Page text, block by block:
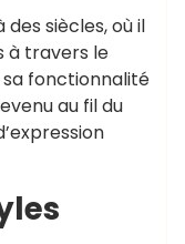
siècles, où il
à travers le
fonctionnalité
au fil du